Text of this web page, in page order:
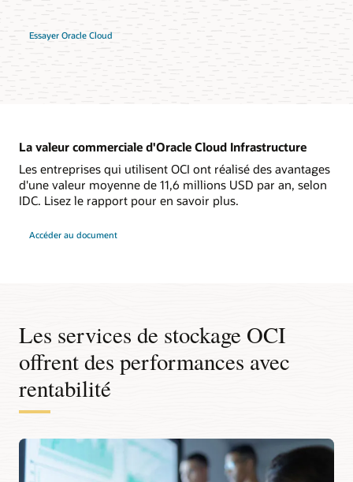
Essayer Oracle Cloud
La valeur commerciale d'Oracle Cloud Infrastructure
Les entreprises qui utilisent OCI ont réalisé des avantages
d'une valeur moyenne de 11,6 millions USD par an, selon
IDC. Lisez le rapport pour en savoir plus.
Accéder au document
Les services de stockage OCI
offrent des performances avec
rentabilité